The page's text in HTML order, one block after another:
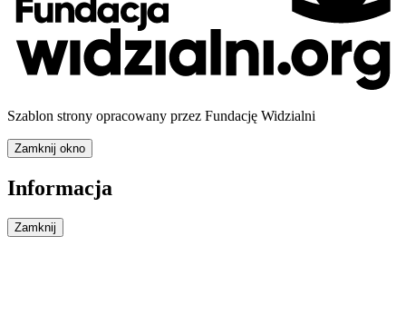
Szablon strony opracowany przez Fundację Widzialni
Zamknij okno
Informacja
Zamknij